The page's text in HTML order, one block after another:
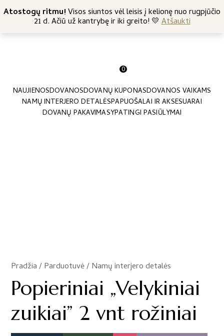
Atostogų ritmu!Visos siuntos vėl leisis į kelionę nuo rugpjūčio
21 d. Ačiū už kantrybę ir iki greito! 💛Atšaukti
Nemokamas siuntimas nuo 45 Eur +370 682 57369
0
NAUJIENOSDOVANOSDOVANŲ KUPONASDOVANOS VAIKAMS
NAMŲ INTERJERO DETALĖSPAPUOŠALAI IR AKSESUARAI
DOVANŲ PAKAVIMASYPATINGI PASIŪLYMAI
Pradžia/Parduotuvė/Namų interjero detalės
/
Popieriniai „Velykiniai
zuikiai” 2 vnt rožiniai